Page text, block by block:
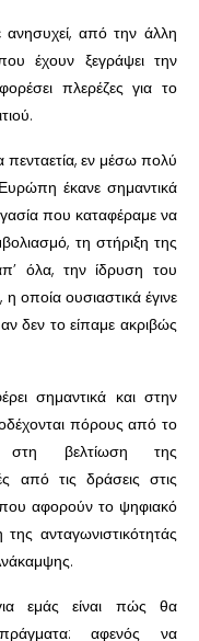
από την άλλη
έχουν ξεγράψει την
πλερέζες για το
πενταετία, εν μέσω πολύ
έκανε σημαντικά
που καταφέραμε να
τη στήριξη της
όλα, την ίδρυση του
οποία ουσιαστικά έγινε
δεν το είπαμε ακριβώς
σημαντικά και στην
πόρους από το
βελτίωση της
από τις δράσεις στις
αφορούν το ψηφιακό
ανταγωνιστικότητάς
εμάς είναι πώς θα
αφενός να